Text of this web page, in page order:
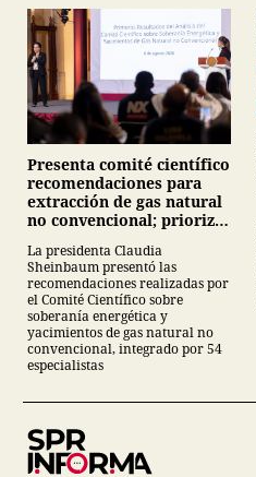
Presenta comité científico
recomendaciones para
extracción de gas natural
no convencional; prioriza
descarta yacimiento
Tampico-Misantla
La presidenta Claudia
Sheinbaum presentó las
recomendaciones realizadas por
el Comité Científico sobre
soberanía energética y
yacimientos de gas natural no
convencional, integrado por 54
especialistas